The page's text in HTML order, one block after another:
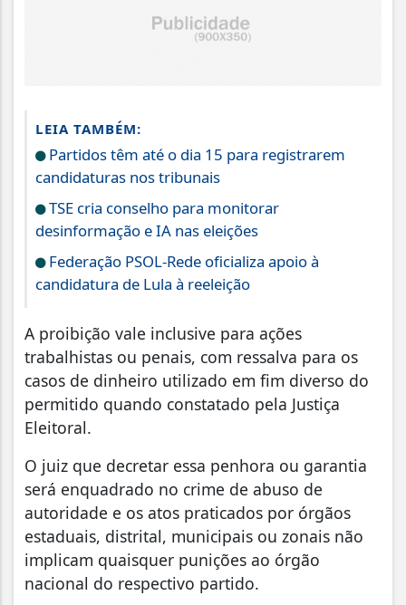
LEIA TAMBÉM:
Partidos têm até o dia 15 para registrarem
candidaturas nos tribunais
TSE cria conselho para monitorar
desinformação e IA nas eleições
Federação PSOL-Rede oficializa apoio à
candidatura de Lula à reeleição
A proibição vale inclusive para ações
trabalhistas ou penais, com ressalva para os
casos de dinheiro utilizado em fim diverso do
permitido quando constatado pela Justiça
Eleitoral.
O juiz que decretar essa penhora ou garantia
será enquadrado no crime de abuso de
autoridade e os atos praticados por órgãos
estaduais, distrital, municipais ou zonais não
implicam quaisquer punições ao órgão
nacional do respectivo partido.